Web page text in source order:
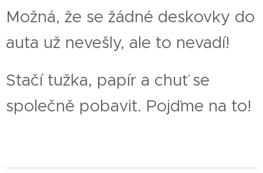
Možná, že se žádné deskovky do
auta už nevešly, ale to nevadí!
Stačí tužka, papír a chuť se
společně pobavit. Pojďme na to!